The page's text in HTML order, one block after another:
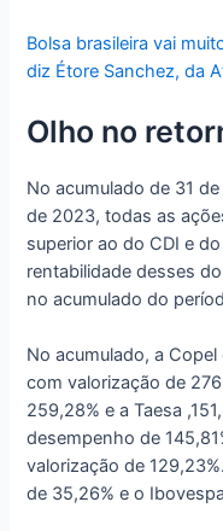
Bolsa brasileira vai
diz Étore Sanchez, da
Olho no
No acumulado de 31
de 2023, todas as
superior ao do CDI e
rentabilidade desses
no acumulado do
No acumulado, a
com valorização de
259,28% e a Taesa
desempenho de
valorização de
de 35,26% e o